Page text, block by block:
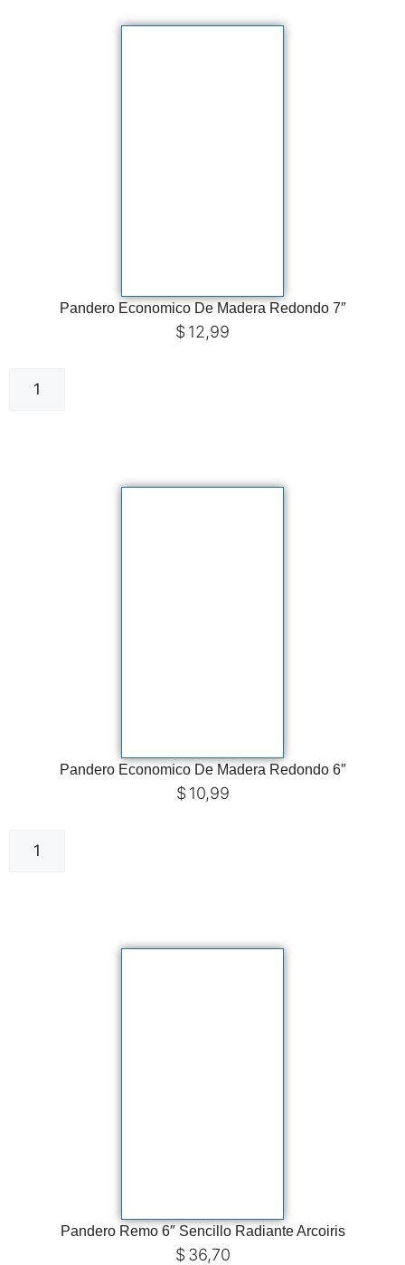
Pandero Economico De Madera Redondo 7″
$12,99
Pandero Economico De Madera Redondo 6″
$ 10,99
Pandero Remo 6″ Sencillo Radiante Arcoiris
$ 36,70